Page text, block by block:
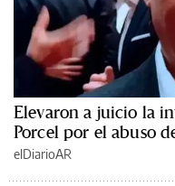
Elevaron a juicio la
Porcel por el abuso
elDiarioAR